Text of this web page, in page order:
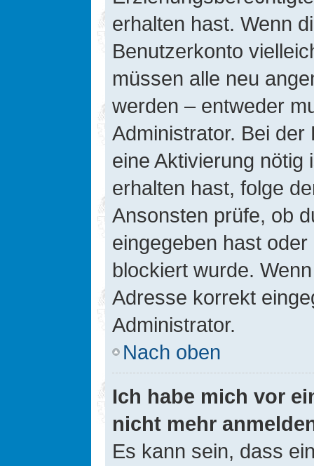
erhalten hast. Wenn
Benutzerkonto
müssen alle neu
werden – entweder
Administrator. Bei
eine Aktivierung nötig
erhalten hast, folge
Ansonsten prüfe, ob
eingegeben hast
blockiert wurde.
Adresse korrekt
Administrator.
Nach oben
Ich habe mich vor
nicht mehr
Es kann sein, dass